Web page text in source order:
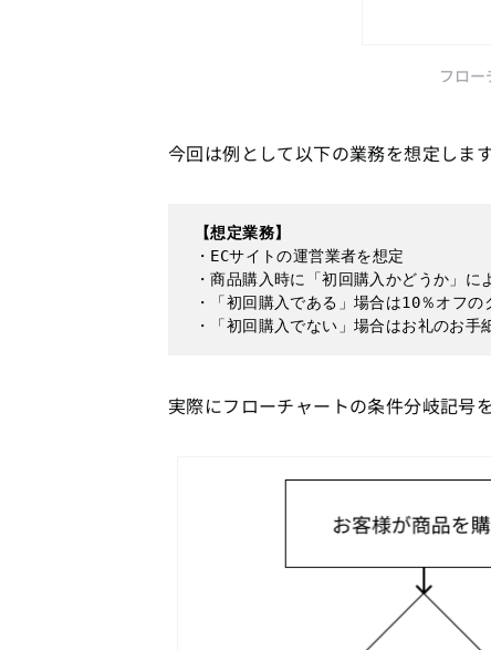
フロ
今回は例として以下の業務を想定します
【想定業務】
・ECサイトの運営業者を想定
・商品購入時に「初回購入かどうか」に
・「初回購入である」場合は10％オフの
・「初回購入でない」場合はお礼のお手
実際にフローチャートの条件分岐記号